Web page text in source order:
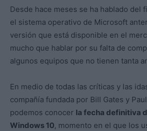
Desde hace meses se ha hablado del
el sistema operativo de Microsoft
versión que está disponible en el
mucho que hablar por su falta de
algunos equipos que no tienen tanta
En medio de todas las críticas y las
compañía fundada por Bill Gates y
podemos conocer la fecha definitiva
Windows 10, momento en el que los